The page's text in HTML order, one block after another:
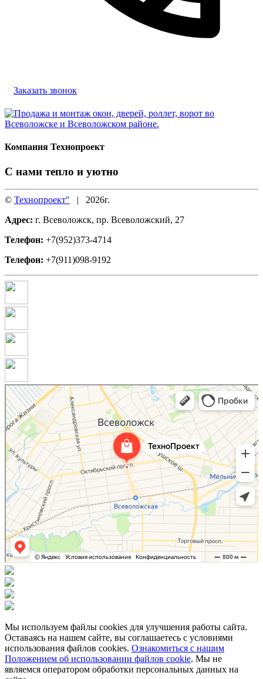
Заказать звонок
Компания Технопроект
С нами тепло и уютно
© Технопроект"
2026г.
Адрес: г. Всеволожск, пр. Всеволожский, 27
Телефон: +7(952)373-4714
Телефон: +7(911)098-9192
ТехноПроект
Окна во Всеволожске
Рольставни во Всеволожске
Мы используем файлы cookies для улучшения работы сайта.
Оставаясь на нашем сайте, вы соглашаетесь с условиями
использования файлов cookies. Ознакомиться с нашим
Положением об использовании файлов cookie. Мы не
являемся оператором обработки персональных данных на